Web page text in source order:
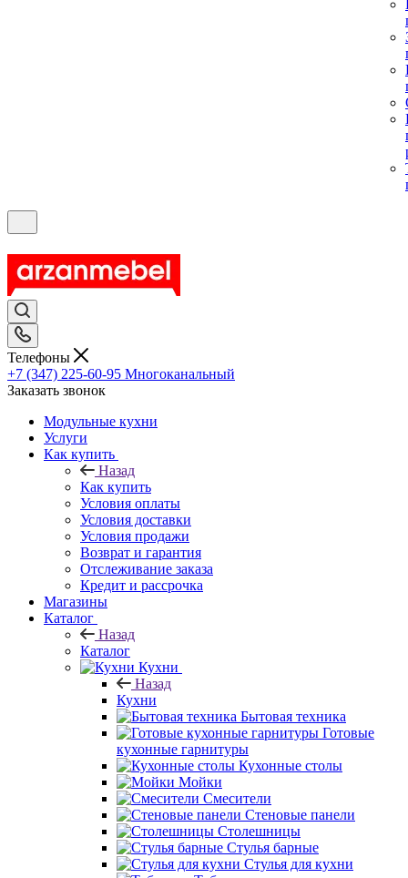
Телефоны
+7 (347) 225-60-95 Многоканальный
Заказать звонок
Модульные кухни
Услуги
Как купить
Назад
Как купить
Условия оплаты
Условия доставки
Условия продажи
Возврат и гарантия
Отслеживание заказа
Кредит и рассрочка
Магазины
Каталог
Назад
Каталог
Кухни
Назад
Кухни
Бытовая техника
Готовые
кухонные гарнитуры
Кухонные столы
Мойки
Смесители
Стеновые панели
Столешницы
Стулья барные
Стулья для кухни